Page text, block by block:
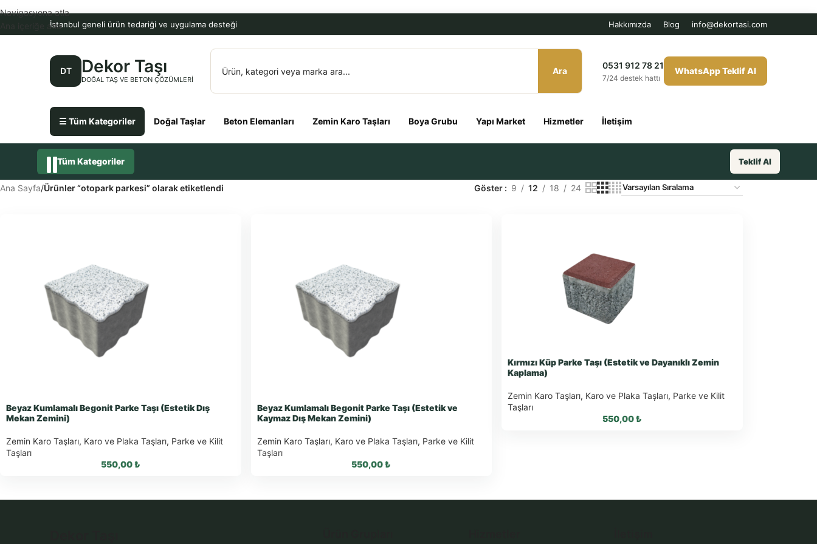
İstanbul geneli ürün tedariği ve uygulama desteği Hakkımızda Blog info@dekortasi.com
DT Dekor Taşı
DOĞAL TAŞ VE BETON ÇÖZÜMLERI
Ara
0531 912 78 21
7/24 destek hattı
WhatsApp Teklif Al
☰ Tüm Kategoriler Doğal Taşlar Beton Elemanları Zemin Karo Taşları Boya Grubu Yapı Market Hizmetler İletişim
Navigasyona atla
Ana içeriğe atla
Tüm Kategoriler Teklif Al
Ana Sayfa/Ürünler “otopark parkesi” olarak etiketlendi Göster 9 12 18 24
Beyaz Kumlamalı Begonit Parke Taşı (Estetik Dış
Mekan Zemini)
Zemin Karo Taşları, Karo ve Plaka Taşları, Parke ve Kilit
Taşları
550,00₺
Beyaz Kumlamalı Begonit Parke Taşı (Estetik ve
Kaymaz Dış Mekan Zemini)
Zemin Karo Taşları, Karo ve Plaka Taşları, Parke ve Kilit
Taşları
550,00₺
Kırmızı Küp Parke Taşı (Estetik ve Dayanıklı Zemin
Kaplama)
Zemin Karo Taşları, Karo ve Plaka Taşları, Parke ve Kilit
Taşları
550,00₺